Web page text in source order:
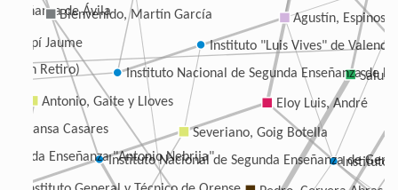
Crespí Jaume
Retiro)
Bescansa Casares
Eloy Luis, André
Antonio, Gaite y Lloves
Instituto
de Ávila
Severiano, Goig Botella
Instituto "Luis Vives" de Valencia
Instituto Nacional de Segunda Enseñanza de
Instituto Nacional de Segunda Enseñanza de
Bienvenido, Martín García Agustín,
Enseñanza "Antonio Nebrija"